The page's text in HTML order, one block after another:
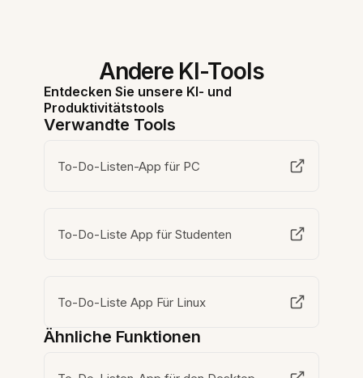
Andere KI-Tools
Entdecken Sie unsere KI- und
Produktivitätstools
Verwandte Tools
To-Do-Listen-App für PC
To-Do-Liste App für Studenten
To-Do-Liste App Für Linux
Ähnliche Funktionen